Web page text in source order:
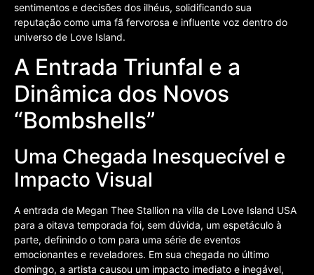
sentimentos e decisões dos ilhéus, solidificando sua
reputação como uma fã fervorosa e influente voz dentro do
universo de Love Island.
A Entrada Triunfal e a
Dinâmica dos Novos
“Bombshells”
Uma Chegada Inesquecível e
Impacto Visual
A entrada de Megan Thee Stallion na villa de Love Island USA
para a oitava temporada foi, sem dúvida, um espetáculo à
parte, definindo o tom para uma série de eventos
emocionantes e reveladores. Em sua chegada no último
domingo, a artista causou um impacto imediato e inegável,